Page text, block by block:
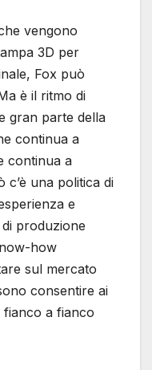
vengono
3D per
Fox può
è il ritmo di
gran parte della
continua a
continua a
una politica di
e
produzione
how
sul mercato
consentire ai
a fianco